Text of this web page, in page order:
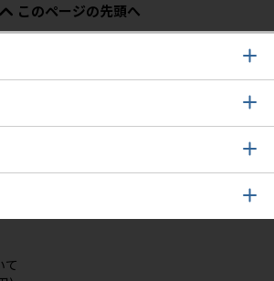
このページの先頭へ
て